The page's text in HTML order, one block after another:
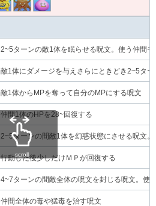
2~5ターンの敵1体を眠らせる呪文。使う仲間
敵1体にダメージを与えさらにときどき2~5ター
敵1体からMPを奪って自分のMPにする呪文
仲間1体のHPを28~回復する
2~5ターンの間敵1体を幻惑状態にさせる呪文
行動した後少しだけＭＰが回復する
4~7ターンの間敵全体の呪文を封じる呪文。使
仲間全体の毒や猛毒を治す呪文
scroll